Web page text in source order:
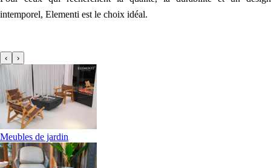
intemporel, Elementi est le choix idéal.
‹ ›
Meubles de jardin